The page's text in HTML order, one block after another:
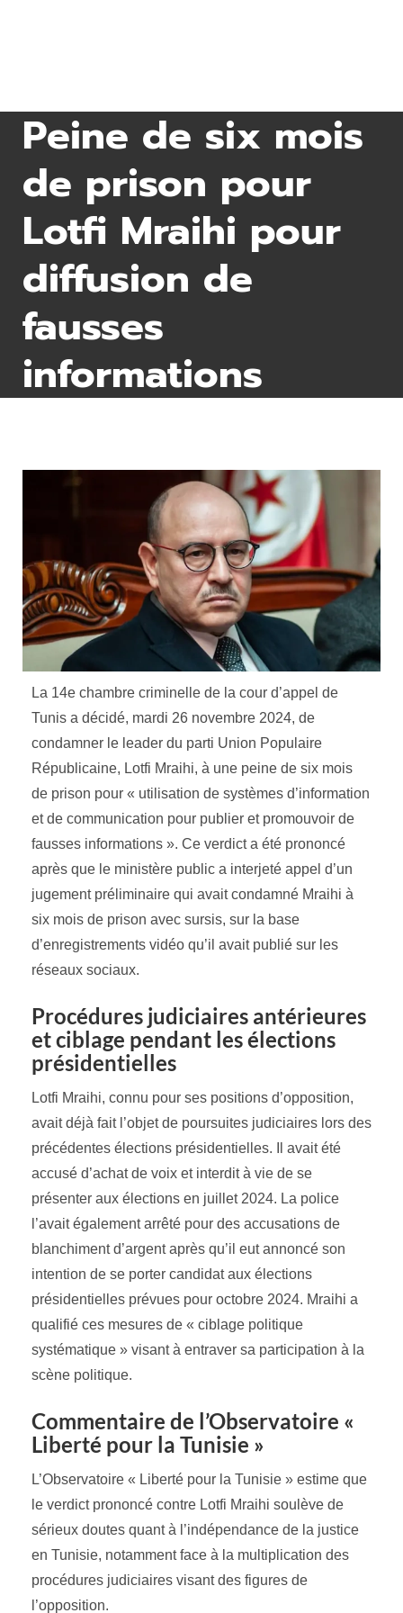
Peine de six mois
de prison pour
Lotfi Mraihi pour
diffusion de
fausses
informations
La 14e chambre criminelle de la cour d’appel de
Tunis a décidé, mardi 26 novembre 2024, de
condamner le leader du parti Union Populaire
Républicaine, Lotfi Mraihi, à une peine de six mois
de prison pour « utilisation de systèmes d’information
et de communication pour publier et promouvoir de
fausses informations ». Ce verdict a été prononcé
après que le ministère public a interjeté appel d’un
jugement préliminaire qui avait condamné Mraihi à
six mois de prison avec sursis, sur la base
d’enregistrements vidéo qu’il avait publié sur les
réseaux sociaux.
Procédures judiciaires antérieures
et ciblage pendant les élections
présidentielles
Lotfi Mraihi, connu pour ses positions d’opposition,
avait déjà fait l’objet de poursuites judiciaires lors des
précédentes élections présidentielles. Il avait été
accusé d’achat de voix et interdit à vie de se
présenter aux élections en juillet 2024. La police
l’avait également arrêté pour des accusations de
blanchiment d’argent après qu’il eut annoncé son
intention de se porter candidat aux élections
présidentielles prévues pour octobre 2024. Mraihi a
qualifié ces mesures de « ciblage politique
systématique » visant à entraver sa participation à la
scène politique.
Commentaire de l’Observatoire «
Liberté pour la Tunisie »
L’Observatoire « Liberté pour la Tunisie » estime que
le verdict prononcé contre Lotfi Mraihi soulève de
sérieux doutes quant à l’indépendance de la justice
en Tunisie, notamment face à la multiplication des
procédures judiciaires visant des figures de
l’opposition.